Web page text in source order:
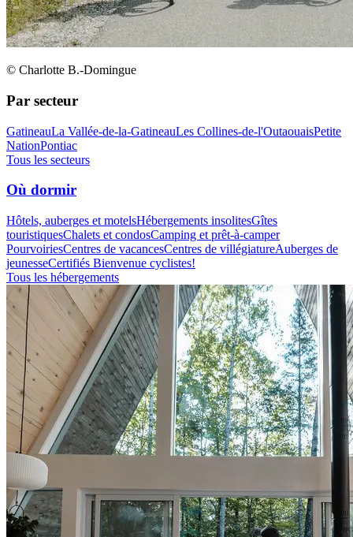
© Charlotte B.-Domingue
Par secteur
GatineauLa Vallée-de-la-GatineauLes Collines-de-l'OutaouaisPetite
NationPontiac
Tous les secteurs
Où dormir
Hôtels, auberges et motelsHébergements insolitesGîtes
touristiquesChalets et condosCamping et prêt-à-camper
PourvoiriesCentres de vacancesCentres de villégiatureAuberges de
jeunesseCertifiés Bienvenue cyclistes!
Tous les hébergements